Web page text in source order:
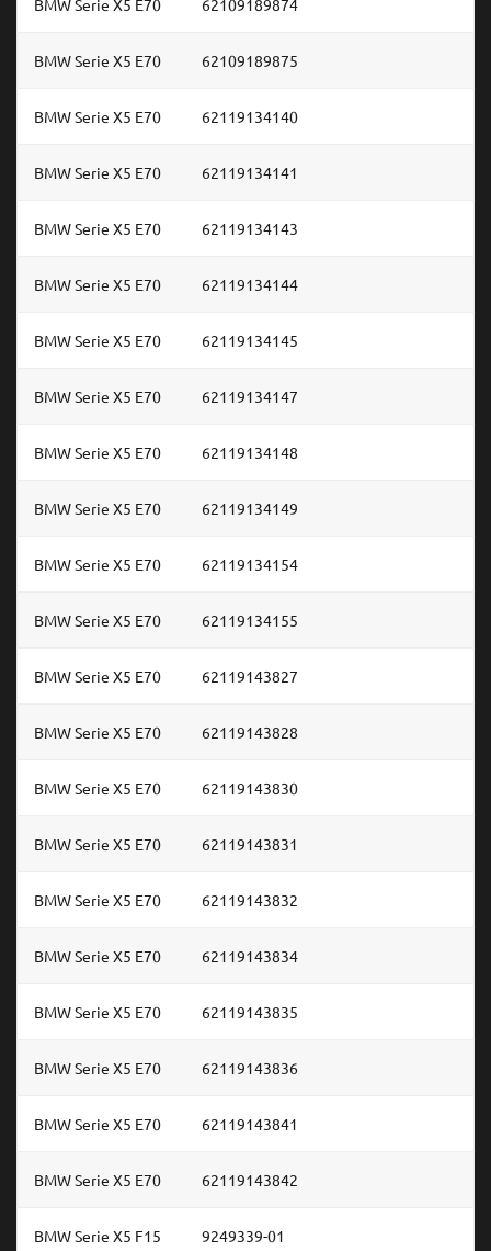
BMW Serie X5 E70 62109189875
BMW Serie X5 E70 62119134140
BMW Serie X5 E70 62119134141
BMW Serie X5 E70 62119134143
BMW Serie X5 E70 62119134144
BMW Serie X5 E70 62119134145
BMW Serie X5 E70 62119134147
BMW Serie X5 E70 62119134148
BMW Serie X5 E70 62119134149
BMW Serie X5 E70 62119134154
BMW Serie X5 E70 62119134155
BMW Serie X5 E70 62119143827
BMW Serie X5 E70 62119143828
BMW Serie X5 E70 62119143830
BMW Serie X5 E70 62119143831
BMW Serie X5 E70 62119143832
BMW Serie X5 E70 62119143834
BMW Serie X5 E70 62119143835
BMW Serie X5 E70 62119143836
BMW Serie X5 E70 62119143841
BMW Serie X5 E70 62119143842
BMW Serie X5 F15 9249339-01